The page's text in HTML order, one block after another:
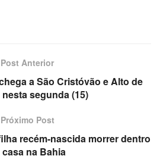
Post Anterior
a São Cristóvão e Alto de
segunda (15)
Próximo Post
recém-nascida morrer dentro
casa na Bahia